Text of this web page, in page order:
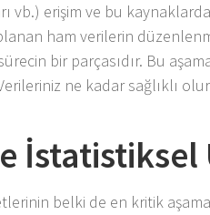
vb.) erişim ve bu
ham verilerin
bir parçasıdır. Bu
ne kadar sağlıklı
belki de en kritik